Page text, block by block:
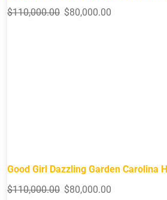
$110,000.00 $80,000.00
Good Girl Dazzling Garden Carolina
$110,000.00 $80,000.00